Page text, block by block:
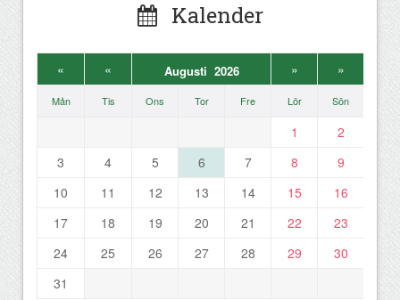
Kalender
« « Augusti 2026 » »
Mån Tis Ons Tor Fre Lör Sön
1
2
3
4 5 6 7 8
9
10
11 12 13 14 15
16
17
18 19 20 21 22
23
24
25 26 27 28 29
30
31